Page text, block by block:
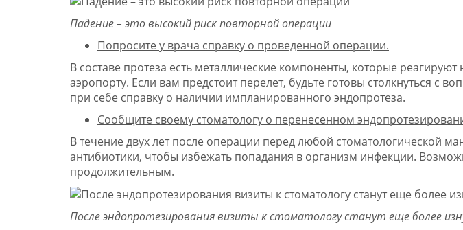
Падение – это высокий риск повторной операции
Попросите у врача справку о проведенной операции.
В составе протеза есть металлические компоненты, которые
аэропорту. Если вам предстоит перелет, будьте готовы столкнуться с
при себе справку о наличии импланированного эндопротеза.
Сообщите своему стоматологу о перенесенном
В течение двух лет после операции перед любой стоматологической
антибиотики, чтобы избежать попадания в организм инфекции.
продолжительным.
После эндопротезирования визиты к стоматологу станут еще более